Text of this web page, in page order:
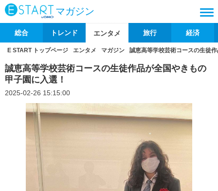
マガジン
総合 トレンド エンタメ 旅行 経済
E START トップページ エンタメ マガジン 誠恵高等学校芸術コースの生徒
誠恵高等学校芸術コースの生徒作品が全国やきもの
甲子園に入選！
2025-02-26 15:15:00